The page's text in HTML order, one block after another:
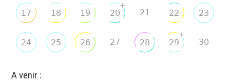
17 18 19 20
+
21 22 23
24 25 26 27 28 29
+
30
A venir :